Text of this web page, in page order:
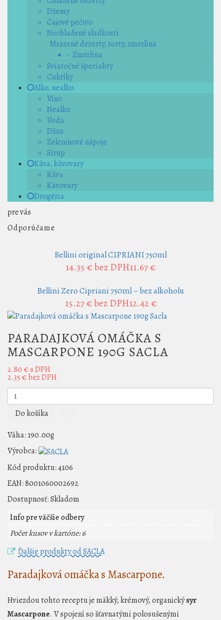
Džemy
Čajové pečivo
Nechladené sladkosti
Mrazené dezerty, torty, zmrzlina
- Zmrzlina
Sviatočné špeciality
Cukríky
Alko, nealko
Víno
Nealko
Voda
Džus
Zeleninové nápoje
Sirup
Káva, kávovary
Káva
Kávovary
Drogéria
pre vás
Odporúčame
Bellini original CIPRIANI 750ml
14.35 €bez DPH11.67 €
Bellini Zero Cipriani 750ml – bez alkoholu
15.27 € bez DPH12.42 €
PARADAJKOVÁ OMÁČKA S
MASCARPONE 190G SACLA
2.80 €s DPH
2.35 € bez DPH
Do košíka
Váha: 190.00g
Výrobca:
Kód produktu:4106
EAN:8001060002692
Dostupnosť:Skladom
Info pre väčšie odbery
Počet kusov v kartóne: 6
Ďalšie produkty od SACLA
Paradajková omáčka s Mascarpone.
Hviezdou tohto receptu je mäkký, krémový, organickýsyr
Mascarpone. V spojení so šťavnatými polosušenými